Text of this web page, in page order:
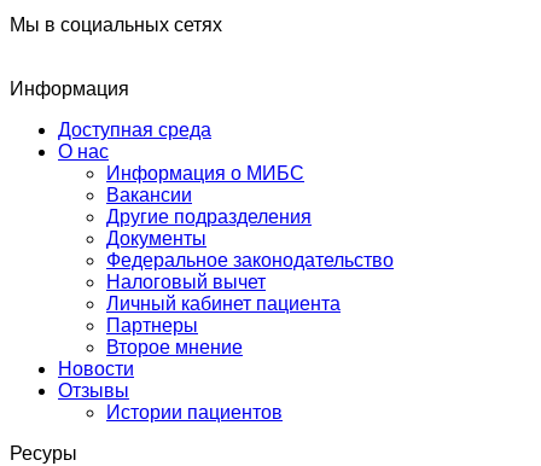
Мы в социальных сетях
Информация
Доступная среда
О нас
Информация о МИБС
Вакансии
Другие подразделения
Документы
Федеральное законодательство
Налоговый вычет
Личный кабинет пациента
Партнеры
Второе мнение
Новости
Отзывы
Истории пациентов
Ресуры